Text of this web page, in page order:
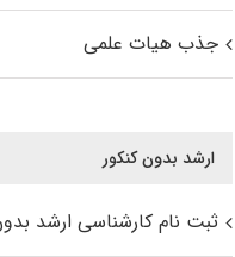
جذب هیات علمی
ارشد بدون کنکور
ثبت نام کارشناسی ارشد